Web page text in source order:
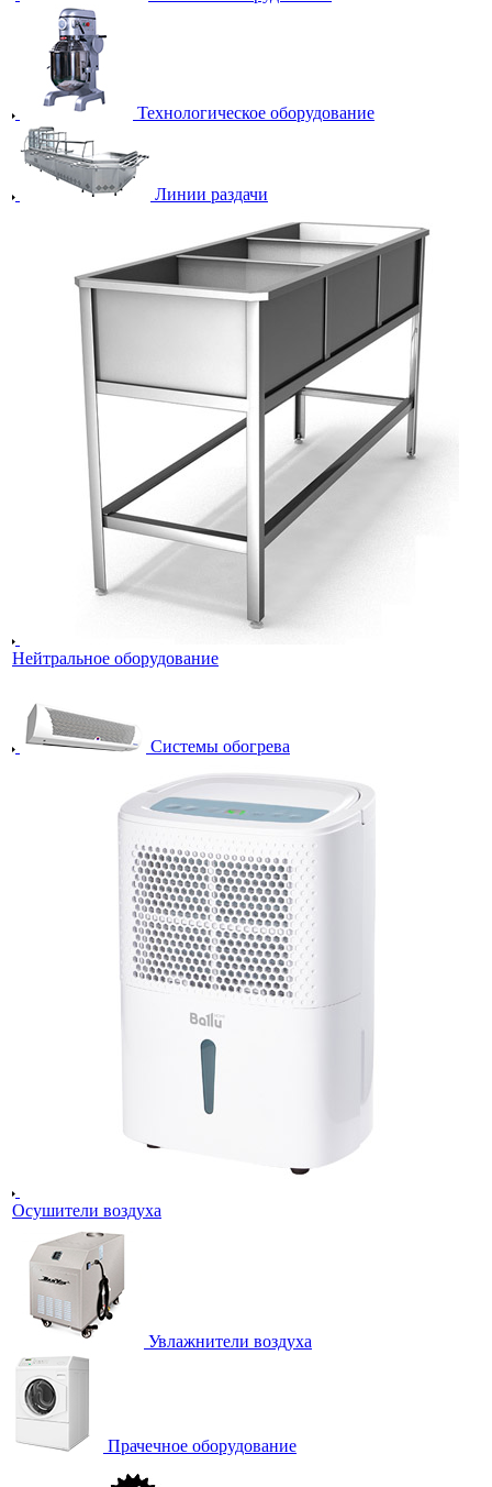
Технологическое оборудование
Линии раздачи
Нейтральное оборудование
Системы обогрева
Осушители воздуха
Увлажнители воздуха
Прачечное оборудование